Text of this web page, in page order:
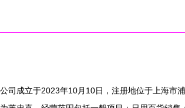
公司成立于2023年10月10日，注册地位于上海市